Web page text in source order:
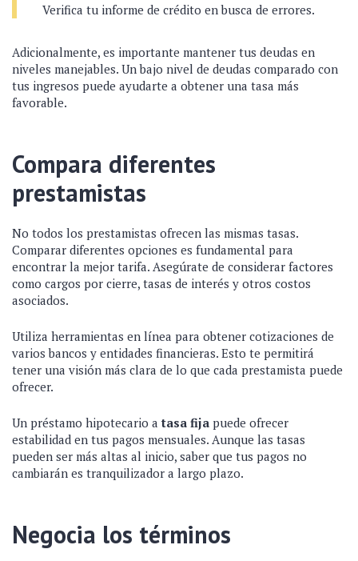
Verifica tu informe de crédito en busca de errores.
Adicionalmente, es importante mantener tus deudas en
niveles manejables. Un bajo nivel de deudas comparado con
tus ingresos puede ayudarte a obtener una tasa más
favorable.
Compara diferentes
prestamistas
No todos los prestamistas ofrecen las mismas tasas.
Comparar diferentes opciones es fundamental para
encontrar la mejor tarifa. Asegúrate de considerar factores
como cargos por cierre, tasas de interés y otros costos
asociados.
Utiliza herramientas en línea para obtener cotizaciones de
varios bancos y entidades financieras. Esto te permitirá
tener una visión más clara de lo que cada prestamista puede
ofrecer.
Un préstamo hipotecario atasa fija puede ofrecer
estabilidad en tus pagos mensuales. Aunque las tasas
pueden ser más altas al inicio, saber que tus pagos no
cambiarán es tranquilizador a largo plazo.
Negocia los términos